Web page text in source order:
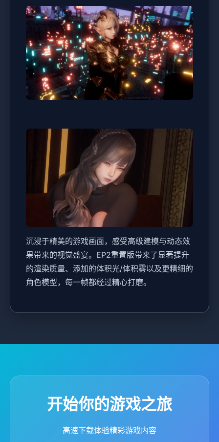
沉浸于精美的游戏画面，感受高级建模与动态效
果带来的视觉盛宴。EP2重置版带来了显著提升
的渲染质量、添加的体积光/体积雾以及更精细的
角色模型，每一帧都经过精心打磨。
开始你的游戏之旅
高速下载体验精彩游戏内容